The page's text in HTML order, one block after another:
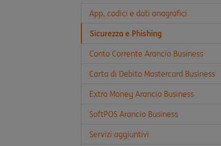
App, codici e dati anagrafici
Sicurezza e Phishing
Conto Corrente Arancio Business
Carta di Debito Mastercard Business
Extra Money Arancio Business
SoftPOS Arancio Business
Servizi aggiuntivi